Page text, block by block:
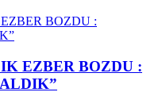
EZBER BOZDU :